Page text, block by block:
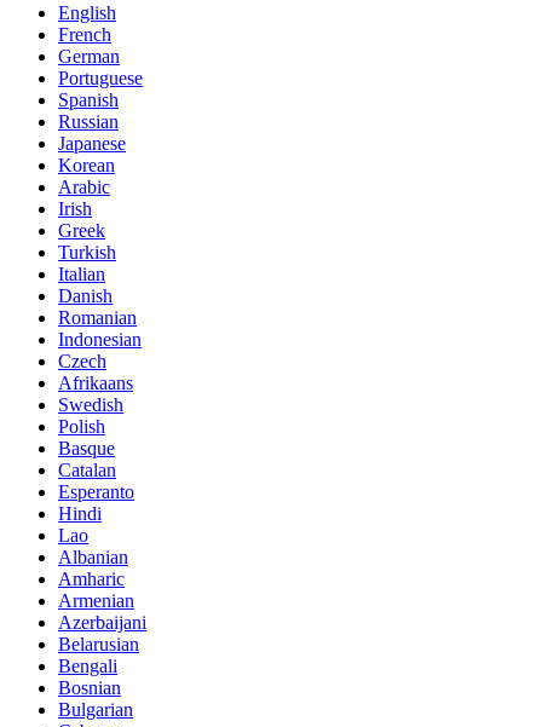
English
French
German
Portuguese
Spanish
Russian
Japanese
Korean
Arabic
Irish
Greek
Turkish
Italian
Danish
Romanian
Indonesian
Czech
Afrikaans
Swedish
Polish
Basque
Catalan
Esperanto
Hindi
Lao
Albanian
Amharic
Armenian
Azerbaijani
Belarusian
Bengali
Bosnian
Bulgarian